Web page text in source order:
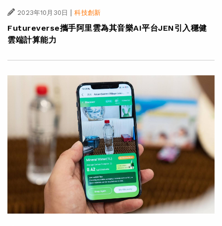
2023年10月30日 科技創新
Futureverse攜手阿里雲為其音樂AI平台JEN引入穩健
雲端計算能力